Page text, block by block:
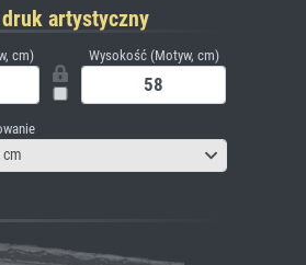
artystyczny
cm) Wysokość (Motyw, cm)
cm